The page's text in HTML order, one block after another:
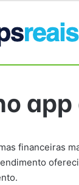
financeiras